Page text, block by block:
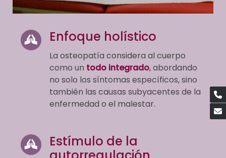
Enfoque holístico
La osteopatía considera al cuerpo
como un todo integrado,abordando
no solo los síntomas específicos, sino
también las causas subyacentes de la
enfermedad o el malestar.
Estímulo de la